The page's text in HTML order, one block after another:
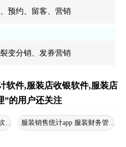
预约、留客、营销
变分销、发券营销
软件,服装店收银软件,服装店
”的用户还关注
件 服装店销售软件
服装销售统计app 服装财务管理